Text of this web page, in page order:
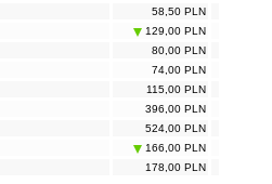
58,50 PLN
129,00 PLN
80,00 PLN
74,00 PLN
115,00 PLN
396,00 PLN
524,00 PLN
166,00 PLN
178,00 PLN